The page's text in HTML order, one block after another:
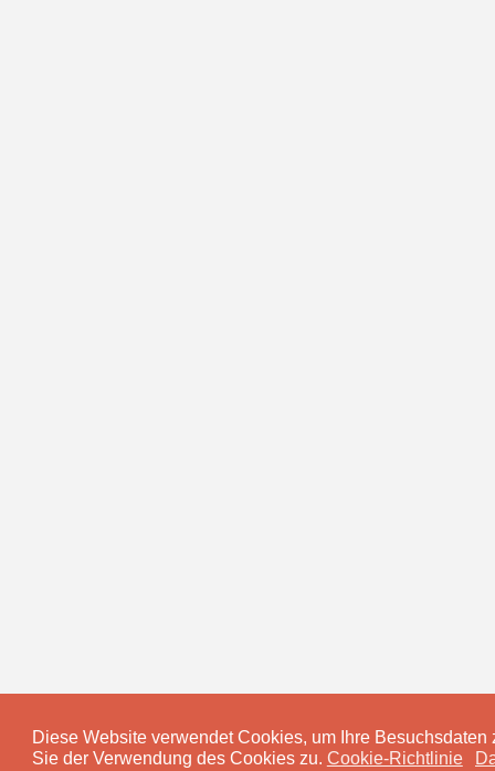
Diese Website verwendet Cookies, um Ihre
Sie der Verwendung des Cookies zu. Cookie-Richtlinie